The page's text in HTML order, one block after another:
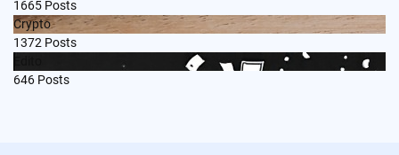
1665 Posts
Crypto
1372 Posts
646 Posts